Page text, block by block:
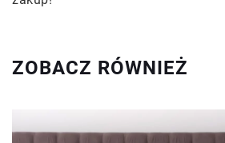
ZOBACZ RÓWNIEŻ